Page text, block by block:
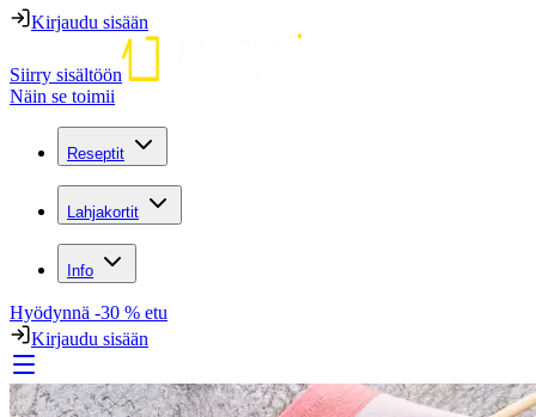
Kirjaudu sisään
Siirry sisältöön
Näin se toimii
Reseptit
Lahjakortit
Info
Hyödynnä -30 % etu
Kirjaudu sisään